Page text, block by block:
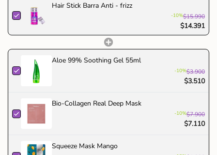
quantity
"maximum_of"=>"Máximo
de
quantity
Hair Stick Barra Anti - frizz
-10%$15.990
$14.391
Aloe 99% Soothing Gel 55ml
-10%$3.900
$3.510
Bio-Collagen Real Deep Mask
-10%$7.900
$7.110
Squeeze Mask Mango